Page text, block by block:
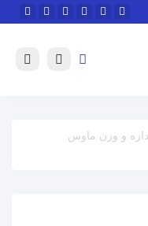
و وزن ماوس